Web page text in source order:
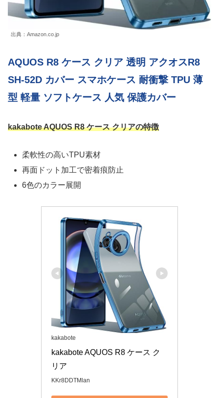
出典：Amazon.co.jp
AQUOS R8 ケース クリア 透明 アクオスR8
SH-52D カバー スマホケース 耐衝撃 TPU 薄
型 軽量 ソフトケース 人気 保護カバー
kakabote AQUOS R8 ケース クリアの特徴
柔軟性の高いTPU素材
再面ドット加工で密着痕防止
6色のカラー展開
kakabote
kakabote AQUOS R8 ケース ク
リア
KKr8DDTMlan